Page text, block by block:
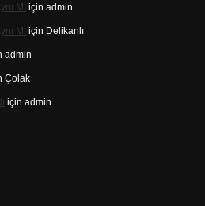
Mı için admin
Mı için Delikanlı
admin
Çolak
için admin